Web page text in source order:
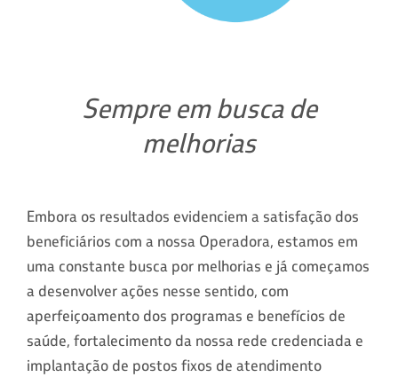
Sempre em busca de
melhorias
Embora os resultados evidenciem a satisfação dos
beneficiários com a nossa Operadora, estamos em
uma constante busca por melhorias e já começamos
a desenvolver ações nesse sentido, com
aperfeiçoamento dos programas e benefícios de
saúde, fortalecimento da nossa rede credenciada e
implantação de postos fixos de atendimento